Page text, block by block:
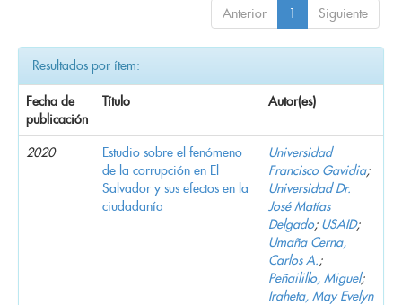
Anterior 1 Siguiente
Resultados por ítem:
Fecha de
publicación
Título Autor(es)
2020
Estudio sobre el fenómeno
de la corrupción en El
Salvador y sus efectos en la
ciudadanía
Universidad
Francisco Gavidia;
Universidad Dr.
José Matías
Delgado; USAID;
Umaña Cerna,
Carlos A.;
Peñailillo, Miguel;
Iraheta, May Evelyn